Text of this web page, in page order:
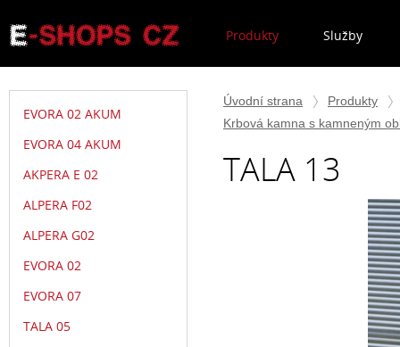
Produkty Služby
Úvodní strana
Produkty
Krbová kamna s kamneným
TALA 13
EVORA 02 AKUM
EVORA 04 AKUM
AKPERA E 02
ALPERA F02
ALPERA G02
EVORA 02
EVORA 07
TALA 05